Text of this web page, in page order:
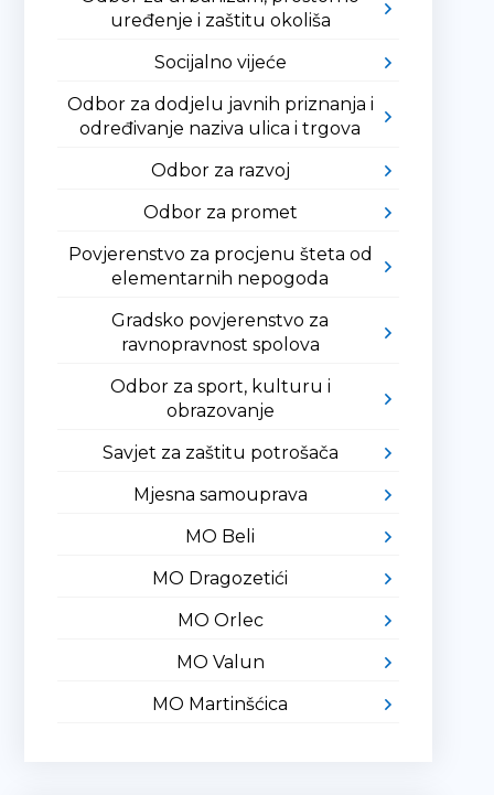
uređenje i zaštitu okoliša
Socijalno vijeće
Odbor za dodjelu javnih priznanja i
određivanje naziva ulica i trgova
Odbor za razvoj
Odbor za promet
Povjerenstvo za procjenu šteta od
elementarnih nepogoda
Gradsko povjerenstvo za
ravnopravnost spolova
Odbor za sport, kulturu i
obrazovanje
Savjet za zaštitu potrošača
Mjesna samouprava
MO Beli
MO Dragozetići
MO Orlec
MO Valun
MO Martinšćica